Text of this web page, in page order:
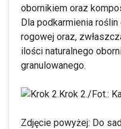
obornikiem oraz
Dla podkarmienia
rogowej oraz,
ilości naturalnego
granulowanego.
Krok 2./Fot.:
Zdjęcie powyżej: Do